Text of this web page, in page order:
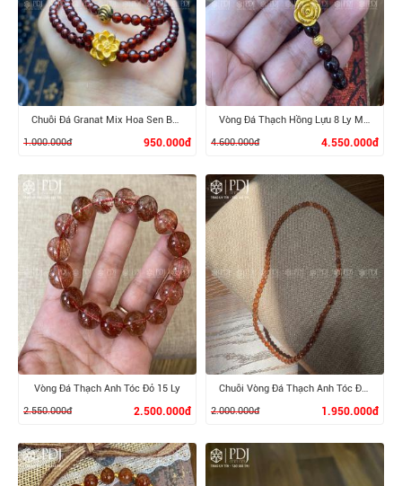
XEM CHI TIẾT XEM CHI TIẾT
XEM CHI TIẾT
Chuỗi Đá Granat Mix Hoa Sen Bạc Si
1.000.000đ
950.000đ
XEM CHI TIẾT
Vòng Đá Thạch Hồng Lựu 8 Ly Mix Charm Hoa Hồng, Bi vàng 24K
4.600.000đ
4.550.000đ
Vòng Đá Thạch Anh Tóc Đỏ 15 Ly
2.550.000đ
2.500.000đ
2.000.000đ
1.950.000đ